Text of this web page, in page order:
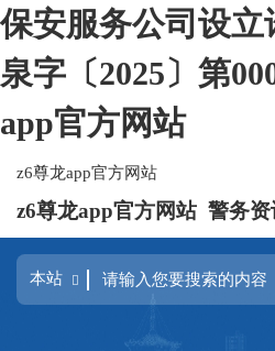
保安服务公司设
泉字〔2025〕第
app官方网站
z6尊龙app官方网站
z6尊龙app官方网站 警务资